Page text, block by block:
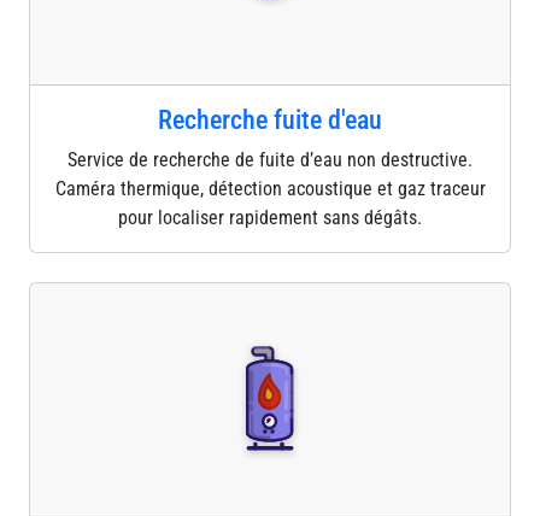
Recherche fuite d'eau
Service de recherche de fuite d’eau non destructive.
Caméra thermique, détection acoustique et gaz traceur
pour localiser rapidement sans dégâts.